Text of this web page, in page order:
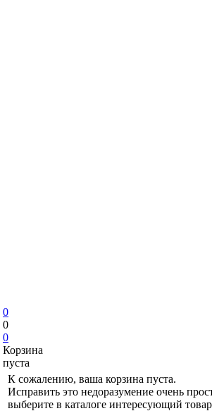
0
0
0
Корзина
пуста
К сожалению, ваша корзина пуста.
Исправить это недоразумение очень
выберите в каталоге интересующий